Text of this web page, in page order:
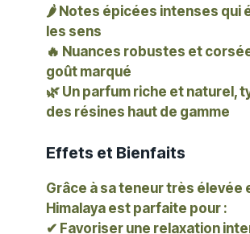
🌶️ Notes épicées intenses qui
les sens
🔥 Nuances robustes et
goût marqué
🌿 Un parfum riche et naturel,
des résines haut de gamme
Effets et Bienfaits
Grâce à sa teneur très élevée
Himalaya est parfaite pour :
✔ Favoriser une relaxation